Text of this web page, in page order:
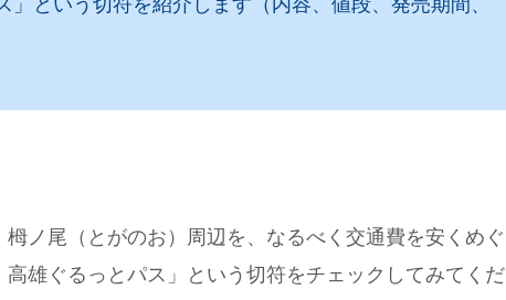
」という切符を紹介します（内容、値段、発売期間、
ノ尾（とがのお）周辺を、なるべく交通費を安くめぐ
雄ぐるっとパス」という切符をチェックしてみてくだ